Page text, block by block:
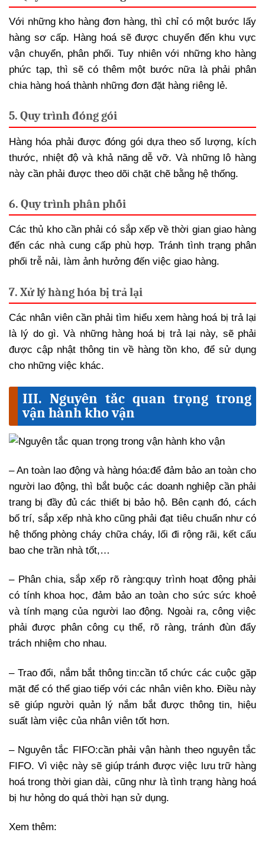
Với những kho hàng đơn hàng, thì chỉ có một bước lấy
hàng sơ cấp. Hàng hoá sẽ được chuyển đến khu vực
vận chuyển, phân phối. Tuy nhiên với những kho hàng
phức tạp, thì sẽ có thêm một bước nữa là phải phân
chia hàng hoá thành những đơn đặt hàng riêng lẻ.
5. Quy trình đóng gói
Hàng hóa phải được đóng gói dựa theo số lượng, kích
thước, nhiệt độ và khả năng dễ vỡ. Và những lô hàng
này cần phải được theo dõi chặt chẽ bằng hệ thống.
6. Quy trình phân phối
Các thủ kho cần phải có sắp xếp về thời gian giao hàng
đến các nhà cung cấp phù hợp. Tránh tình trạng phân
phối trễ nải, làm ảnh hưởng đến việc giao hàng.
7. Xử lý hàng hóa bị trả lại
Các nhân viên cần phải tìm hiểu xem hàng hoá bị trả lại
là lý do gì. Và những hàng hoá bị trả lại này, sẽ phải
được cập nhật thông tin về hàng tồn kho, để sử dụng
cho những việc khác.
III. Nguyên tắc quan trọng trong
vận hành kho vận
– An toàn lao động và hàng hóa:để đảm bảo an toàn cho
người lao động, thì bắt buộc các doanh nghiệp cần phải
trang bị đầy đủ các thiết bị bảo hộ. Bên cạnh đó, cách
bố trí, sắp xếp nhà kho cũng phải đạt tiêu chuẩn như có
hệ thống phòng cháy chữa cháy, lối đi rộng rãi, kết cấu
bao che trần nhà tốt,…
– Phân chia, sắp xếp rõ ràng:quy trình hoạt động phải
có tính khoa học, đảm bảo an toàn cho sức sức khoẻ
và tính mạng của người lao động. Ngoài ra, công việc
phải được phân công cụ thể, rõ ràng, tránh đùn đẩy
trách nhiệm cho nhau.
– Trao đổi, nắm bắt thông tin:cần tổ chức các cuộc gặp
mặt để có thể giao tiếp với các nhân viên kho. Điều này
sẽ giúp người quản lý nắm bắt được thông tin, hiệu
suất làm việc của nhân viên tốt hơn.
– Nguyên tắc FIFO:cần phải vận hành theo nguyên tắc
FIFO. Vì việc này sẽ giúp tránh được việc lưu trữ hàng
hoá trong thời gian dài, cũng như là tình trạng hàng hoá
bị hư hỏng do quá thời hạn sử dụng.
Xem thêm: